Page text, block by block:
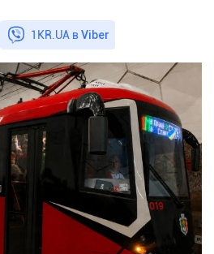
1KR.UA вViber